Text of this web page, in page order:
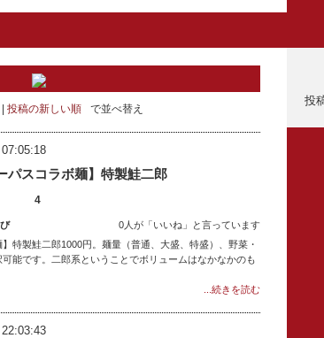
投稿の新しい順 で並べ替え
パスコラボ麺】特製鮭二郎
4
0人が「いいね」と言っています
特製鮭二郎1000円。麺量（普通、大盛、特盛）、野菜・
能です。二郎系ということでボリュームはなかなかのも
...続きを読む
投